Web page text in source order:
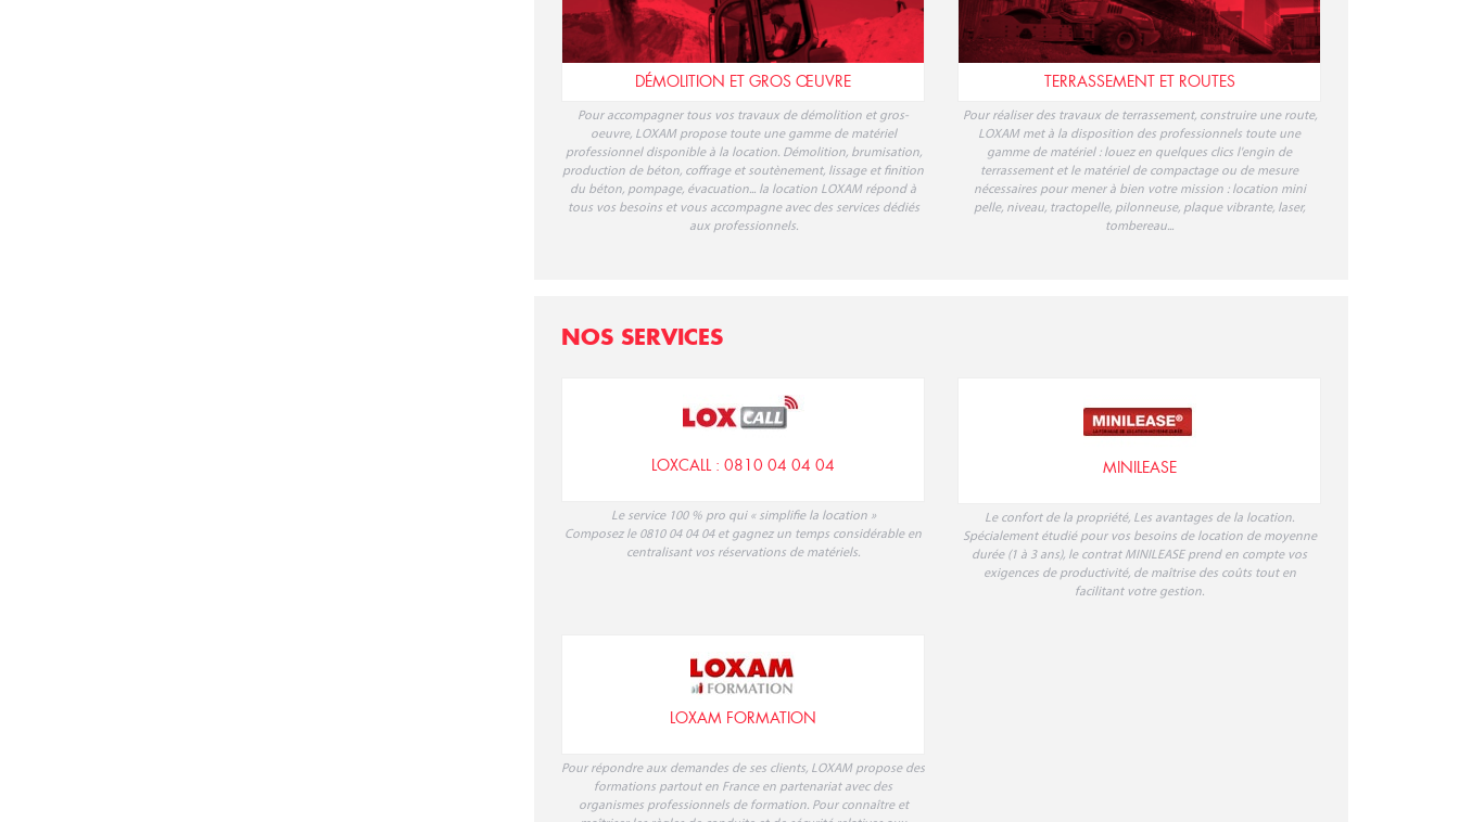
DÉMOLITION ET GROS ŒUVRE
Pour accompagner tous vos travaux de démolition et gros-
oeuvre, LOXAM propose toute une gamme de matériel
professionnel disponible à la location. Démolition, brumisation,
production de béton, coffrage et soutènement, lissage et finition
du béton, pompage, évacuation... la location LOXAM répond à
tous vos besoins et vous accompagne avec des services dédiés
aux professionnels.
TERRASSEMENT ET ROUTES
Pour réaliser des travaux de terrassement, construire une route,
LOXAM met à la disposition des professionnels toute une
gamme de matériel : louez en quelques clics l'engin de
terrassement et le matériel de compactage ou de mesure
nécessaires pour mener à bien votre mission : location mini
pelle, niveau, tractopelle, pilonneuse, plaque vibrante, laser,
tombereau...
NOS SERVICES
LOXCALL : 0810 04 04 04
Le service 100 % pro qui « simplifie la location »
Composez le 0810 04 04 04 et gagnez un temps considérable en
centralisant vos réservations de matériels.
MINILEASE
Le confort de la propriété, Les avantages de la location.
Spécialement étudié pour vos besoins de location de moyenne
durée (1 à 3 ans), le contrat MINILEASE prend en compte vos
exigences de productivité, de maîtrise des coûts tout en
facilitant votre gestion.
LOXAM FORMATION
Pour répondre aux demandes de ses clients, LOXAM propose des
formations partout en France en partenariat avec des
organismes professionnels de formation. Pour connaître et